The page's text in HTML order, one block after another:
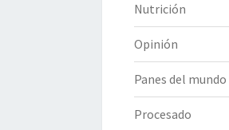
Nutrición
Opinión
Panes del mundo
Procesado